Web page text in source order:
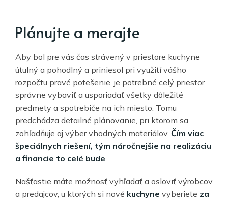
Plánujte a merajte
Aby bol pre vás čas strávený v priestore kuchyne
útulný a pohodlný a priniesol pri využití vášho
rozpočtu pravé potešenie, je potrebné celý priestor
správne vybaviť a usporiadať všetky dôležité
predmety a spotrebiče na ich miesto. Tomu
predchádza detailné plánovanie, pri ktorom sa
zohľadňuje aj výber vhodných materiálov. Čím viac
špeciálnych riešení, tým náročnejšie na realizáciu
a financie to celé bude
Našťastie máte možnosť vyhľadať a osloviť výrobcov
a predajcov, u ktorých si nové kuchyne vyberiete za